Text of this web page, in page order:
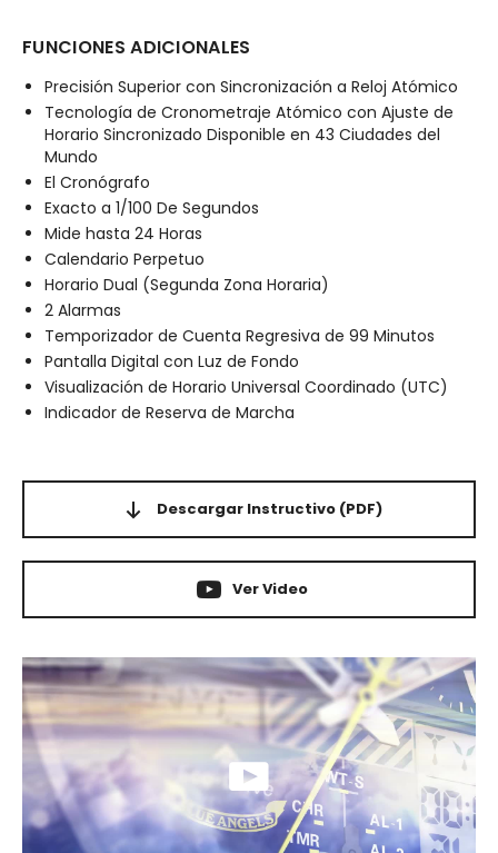
FUNCIONES ADICIONALES
Precisión Superior con Sincronización a Reloj Atómico
Tecnología de Cronometraje Atómico con Ajuste de
Horario Sincronizado Disponible en 43 Ciudades del
Mundo
El Cronógrafo
Exacto a 1/100 De Segundos
Mide hasta 24 Horas
Calendario Perpetuo
Horario Dual (Segunda Zona Horaria)
2 Alarmas
Temporizador de Cuenta Regresiva de 99 Minutos
Pantalla Digital con Luz de Fondo
Visualización de Horario Universal Coordinado (UTC)
Indicador de Reserva de Marcha
Descargar Instructivo (PDF)
Ver Video